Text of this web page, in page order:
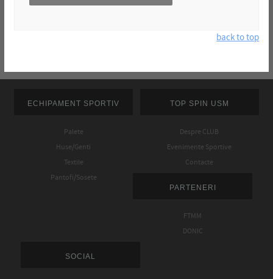
back to top
ECHIPAMENT SPORTIV
Palete
Huse/Genti
Textile
Pantofi/Sosete
TOP SPIN USM
Despre CLUB
Evenimente Sportive
Contacte
PARTENERI
FTMM
DONIC
SOCIAL